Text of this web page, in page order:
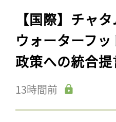
【国際】チャ
ウォーターフ
政策への統合提
13時間前